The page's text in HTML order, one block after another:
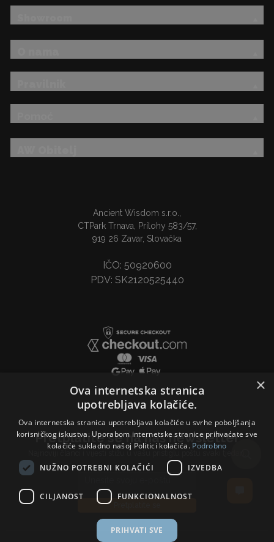
Ancient Wisdom s.r.o.,
CTPark Trnava, Prílohy 583/57,
919 26 Zavar, Slovačka
IČO: 50920600
PDV: SK2120525440
Pretplatite se na naš newsletter
Najnoviji članci i vijesti stižu u vašu pristiglu poštu svaki tjedan.
×
Ova internetska stranica
upotrebljava kolačiće.
Ova internetska stranica upotrebljava kolačiće u svrhe poboljšanja
korisničkog iskustva. Uporabom internetske stranice prihvaćate sve
kolačiće sukladno našoj Politici kolačića. Podrobno
NUŽNO POTREBNI KOLAČIĆI IZVEDBA
CILJANOST FUNKCIONALNOST
PRIHVATI SVE